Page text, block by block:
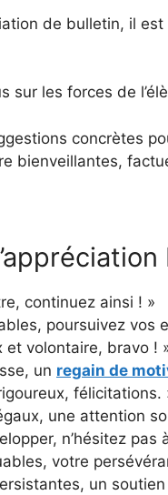
de bulletin, il
sur les forces de
concrètes
bienveillantes,
continuez ainsi ! »
poursuivez vos
et volontaire, bravo !
un regain de
félicitations.
une attention
n’hésitez pas
votre
un